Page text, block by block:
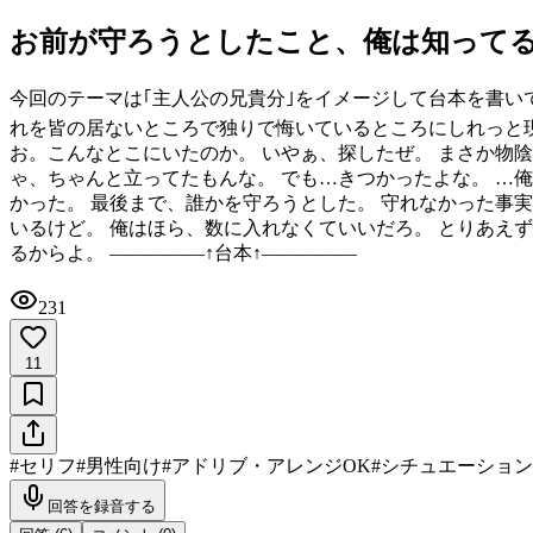
お前が守ろうとしたこと、俺は知って
今回のテーマは｢主人公の兄貴分｣をイメージして台本を書
れを皆の居ないところで独りで悔いているところにしれ
お。こんなとこにいたのか。 いやぁ、探したぜ。 まさか
ゃ、ちゃんと立ってたもんな。 でも…きつかったよな。 …
かった。 最後まで、誰かを守ろうとした。 守れなかった事
いるけど。 俺はほら、数に入れなくていいだろ。 とりあえ
るからよ。 ―――――↑台本↑―――――
231
11
#セリフ#男性向け#アドリブ・アレンジOK#シチュエーショ
回答を録音する